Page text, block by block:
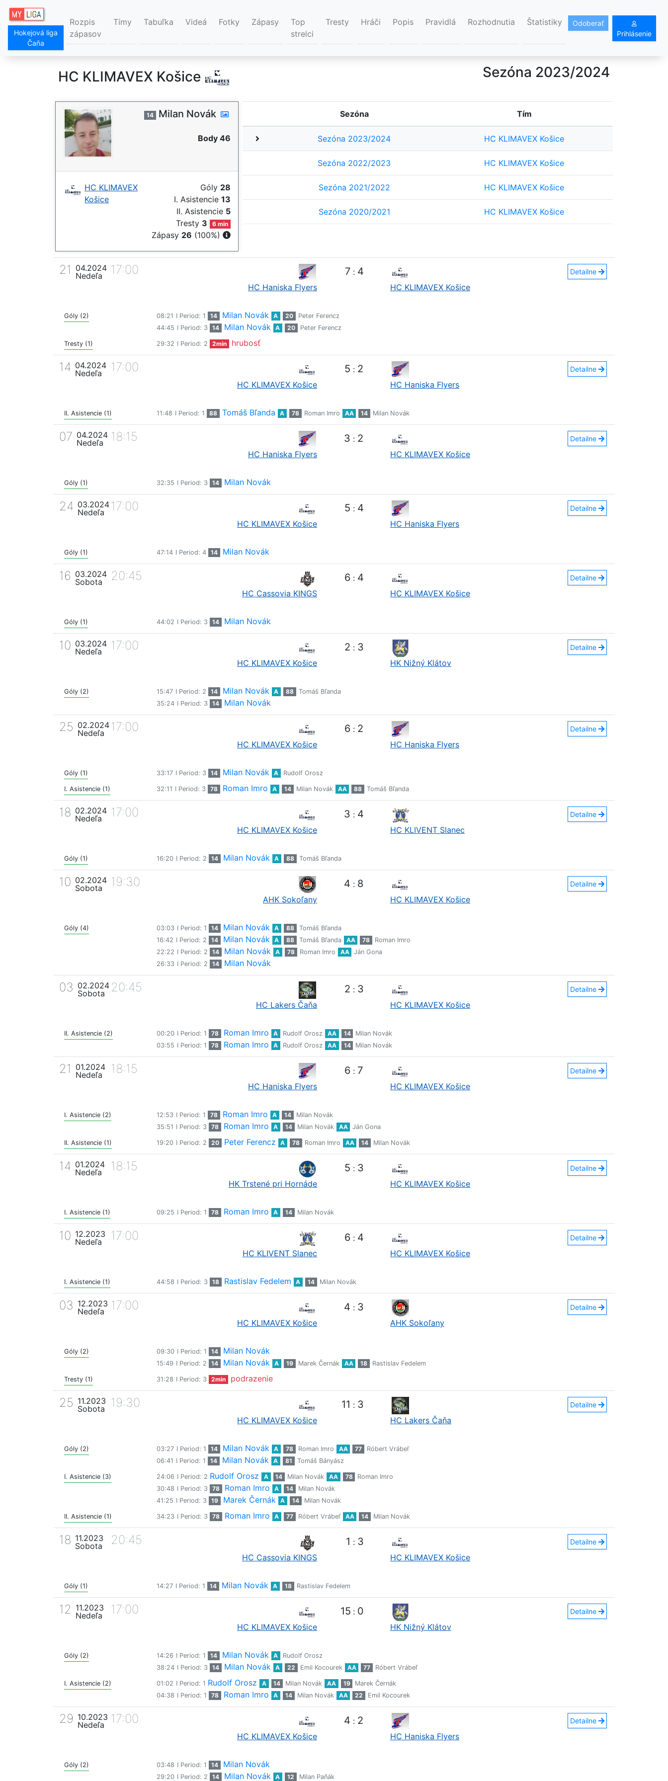
Hokejová liga
Čaňa
Rozpis
zápasov
Tímy Tabuľka Videá Fotky Zápasy
Top
strelci
Tresty Hráči Popis Pravidlá Rozhodnutia Štatistiky
Odoberať
Prihlásenie
HC KLIMAVEX Košice Sezóna 2023/2024
14 Milan Novák
Body 46
HC KLIMAVEX
Košice
Góly 28
I. Asistencie 13
II. Asistencie 5
Tresty 3 6 min
Zápasy 26 (100%)
Sezóna Tím
Sezóna 2023/2024 HC KLIMAVEX Košice
Sezóna 2022/2023 HC KLIMAVEX Košice
Sezóna 2021/2022 HC KLIMAVEX Košice
Sezóna 2020/2021 HC KLIMAVEX Košice
21
04.2024
Nedeľa
17:00
HC Haniska Flyers
7 : 4
HC KLIMAVEX Košice
Detailne
Góly (2) 08:21 I Period: 1 14 Milan Novák A 20
Peter Ferencz
44:45 I Period: 3 14 Milan Novák A 20 Peter Ferencz
Tresty (1) 29:32 I Period: 2 2min hrubosť
14 04.2024
Nedeľa
17:00
HC KLIMAVEX Košice
5 : 2
HC Haniska Flyers
Detailne
II. Asistencie (1) 11:48 I Period: 1 88 Tomáš Bľanda A 78 Roman Imro AA 14 Milan Novák
07 04.2024
Nedeľa
18:15
HC Haniska Flyers
3 : 2
HC KLIMAVEX Košice
Detailne
Góly (1) 32:35 I Period: 3 14 Milan Novák
24 03.2024
Nedeľa
17:00
HC KLIMAVEX Košice
5 : 4
HC Haniska Flyers
Detailne
Góly (1) 47:14 I Period: 4 14 Milan Novák
16 03.2024
Sobota
20:45
HC Cassovia KINGS
6 : 4
HC KLIMAVEX Košice
Detailne
Góly (1) 44:02 I Period: 3 14 Milan Novák
10 03.2024
Nedeľa
17:00
HC KLIMAVEX Košice
2 : 3
HK Nižný Klátov
Detailne
Góly (2) 15:47 I Period: 2 14 Milan Novák A 88
Tomáš Bľanda
35:24 I Period: 3 14 Milan Novák
25 02.2024
Nedeľa
17:00
HC KLIMAVEX Košice
6 : 2
HC Haniska Flyers
Detailne
Góly (1) 33:17 I Period: 3 14 Milan Novák A Rudolf Orosz
I. Asistencie (1) 32:11 I Period: 3 78 Roman Imro A 14 Milan Novák AA 88 Tomáš Bľanda
18 02.2024
Nedeľa
17:00
HC KLIMAVEX Košice
3 : 4
HC KLIVENT Slanec
Detailne
Góly (1) 16:20 I Period: 2 14 Milan Novák A 88 Tomáš Bľanda
10 02.2024
Sobota
19:30
AHK Sokoľany
4 : 8
HC KLIMAVEX Košice
Detailne
Góly (4) 03:03 I Period: 1 14 Milan Novák A 88
Tomáš Bľanda
16:42 I Period: 2 14 Milan Novák A 88 Tomáš Bľanda AA 78
Roman Imro
22:22 I Period: 2 14 Milan Novák A 78 Roman Imro AA
Ján Gona
26:33 I Period: 2 14 Milan Novák
03 02.2024
Sobota
20:45
HC Lakers Čaňa
2 : 3
HC KLIMAVEX Košice
Detailne
II. Asistencie (2) 00:20 I Period: 1 78 Roman Imro A Rudolf Orosz AA 14
Milan Novák
03:55 I Period: 1 78 Roman Imro A Rudolf Orosz AA 14 Milan Novák
21
01.2024
Nedeľa
18:15
HC Haniska Flyers
6 : 7
HC KLIMAVEX Košice
Detailne
I. Asistencie (2) 12:53 I Period: 1 78 Roman Imro A 14
Milan Novák
35:51 I Period: 3 78 Roman Imro A 14 Milan Novák AA Ján Gona
II. Asistencie (1) 19:20 I Period: 2 20 Peter Ferencz A 78 Roman Imro AA 14 Milan Novák
14 01.2024
Nedeľa
18:15
HK Trstené pri Hornáde
5 : 3
HC KLIMAVEX Košice
Detailne
I. Asistencie (1) 09:25 I Period: 1 78 Roman Imro A 14 Milan Novák
10 12.2023
Nedeľa
17:00
HC KLIVENT Slanec
6 : 4
HC KLIMAVEX Košice
Detailne
I. Asistencie (1) 44:58 I Period: 3 18 Rastislav Fedelem A 14 Milan Novák
03 12.2023
Nedeľa
17:00
HC KLIMAVEX Košice
4 : 3
AHK Sokoľany
Detailne
Góly (2) 09:30 I Period: 1 14 Milan Novák
15:49 I Period: 2 14 Milan Novák A 19 Marek Černák AA 18 Rastislav Fedelem
Tresty (1) 31:28 I Period: 3 2min podrazenie
25 11.2023
Sobota
19:30
HC KLIMAVEX Košice
11 : 3
HC Lakers Čaňa
Detailne
Góly (2) 03:27 I Period: 1 14 Milan Novák A 78 Roman Imro AA 77
Róbert Vrábeľ
06:41 I Period: 1 14 Milan Novák A 81 Tomáš Bányász
I. Asistencie (3) 24:06 I Period: 2 Rudolf Orosz A 14 Milan Novák AA 78
Roman Imro
30:48 I Period: 3 78 Roman Imro A 14
Milan Novák
41:25 I Period: 3 19 Marek Černák A 14 Milan Novák
II. Asistencie (1) 34:23 I Period: 3 78 Roman Imro A 77 Róbert Vrábeľ AA 14 Milan Novák
18 11.2023
Sobota
20:45
HC Cassovia KINGS
1 : 3
HC KLIMAVEX Košice
Detailne
Góly (1) 14:27 I Period: 1 14 Milan Novák A 18 Rastislav Fedelem
12 11.2023
Nedeľa
17:00
HC KLIMAVEX Košice
15 : 0
HK Nižný Klátov
Detailne
Góly (2) 14:26 I Period: 1 14 Milan Novák A
Rudolf Orosz
38:24 I Period: 3 14 Milan Novák A 22 Emil Kocourek AA 77 Róbert Vrábeľ
I. Asistencie (2) 01:02 I Period: 1 Rudolf Orosz A 14 Milan Novák AA 19
Marek Černák
04:38 I Period: 1 78 Roman Imro A 14 Milan Novák AA 22 Emil Kocourek
29 10.2023
Nedeľa
17:00
HC KLIMAVEX Košice
4 : 2
HC Haniska Flyers
Detailne
Góly (2) 03:48 I Period: 1 14 Milan Novák
29:20 I Period: 2 14 Milan Novák A 12 Milan Paňák